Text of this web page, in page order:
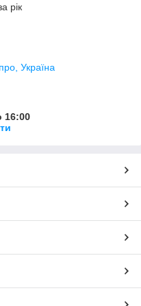
рік
Україна
16:00